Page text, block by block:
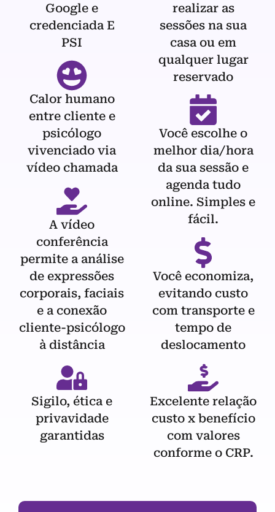
Google e
credenciada E
PSI
Calor humano
entre cliente e
psicólogo
vivenciado via
vídeo chamada
A vídeo
conferência
permite a análise
de expressões
corporais, faciais
e a conexão
cliente-psicólogo
à distância
Sigilo, ética e
privavidade
garantidas
realizar as
sessões na sua
casa ou em
qualquer lugar
reservado
Você escolhe o
melhor dia/hora
da sua sessão e
agenda tudo
online. Simples e
fácil.
Você economiza,
evitando custo
com transporte e
tempo de
deslocamento
Excelente relação
custo x benefício
com valores
conforme o CRP.